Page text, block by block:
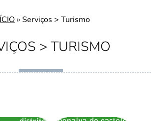
> TURISMO
» Serviços > Turismo